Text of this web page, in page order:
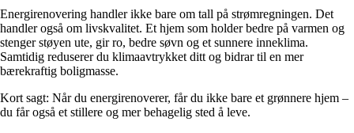
Energirenovering handler ikke bare om tall på strømregningen. Det
handler også om livskvalitet. Et hjem som holder bedre på varmen og
stenger støyen ute, gir ro, bedre søvn og et sunnere inneklima.
Samtidig reduserer du klimaavtrykket ditt og bidrar til en mer
bærekraftig boligmasse.
Kort sagt: Når du energirenoverer, får du ikke bare et grønnere hjem –
du får også et stillere og mer behagelig sted å leve.